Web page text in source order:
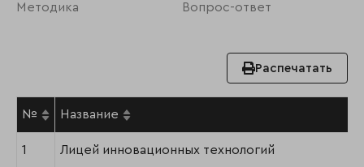
Методика Вопрос-ответ
Распечатать
№ Название
1 Лицей инновационных технологий